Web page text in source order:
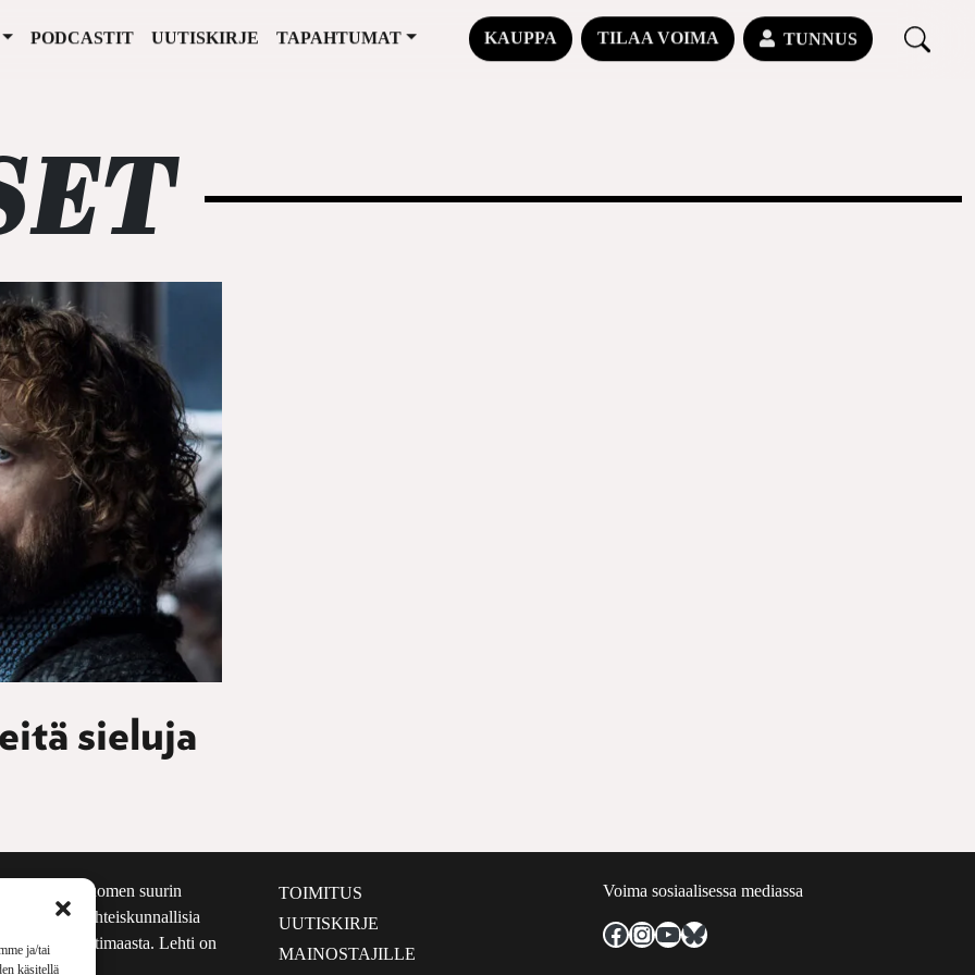
ja/tai
käsitellä
PODCASTIT UUTISKIRJE TAPAHTUMAT KAUPPA TILAA VOIMA TUNNUS
sieluja
Suomen suurin
esiin yhteiskunnallisia
kuin kotimaasta. Lehti on
1999.
TOIMITUS
UUTISKIRJE
MAINOSTAJILLE
Voima sosiaalisessa mediassa
Facebook
Instagram
YouTube
Bluesky